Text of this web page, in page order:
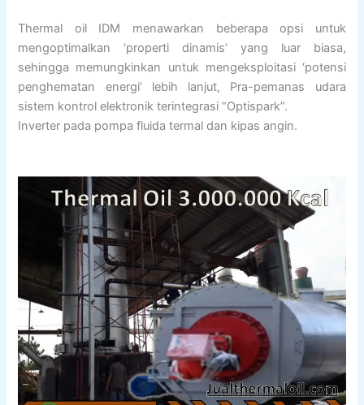
Thermal oil IDM menawarkan beberapa opsi untuk
mengoptimalkan ‘properti dinamis’ yang luar biasa,
sehingga memungkinkan untuk mengeksploitasi ‘potensi
penghematan energi’ lebih lanjut, Pra-pemanas udara
sistem kontrol elektronik terintegrasi “Optispark”.
Inverter pada pompa fluida termal dan kipas angin.